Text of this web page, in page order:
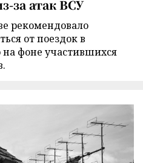
за атак ВСУ
рекомендовало
от поездок в
фоне участившихся